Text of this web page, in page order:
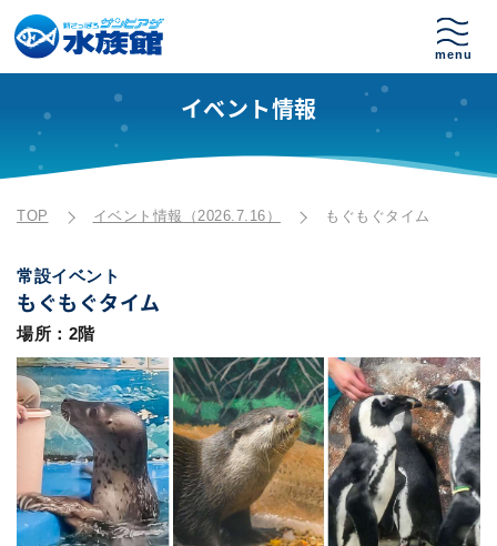
イベント情報
TOP イベント情報（2026.7.16） もぐもぐタイム
常設イベント
もぐもぐタイム
場所：2階